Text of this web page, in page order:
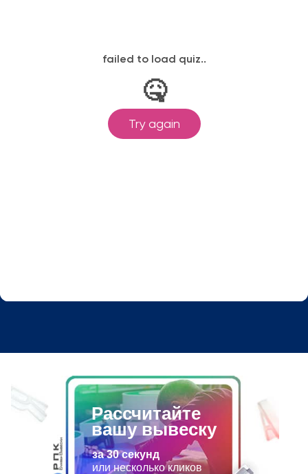
Рассчитайте
вашу вывеску
за 30 секунд
или несколько кликов